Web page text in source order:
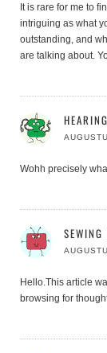
It is rare for me to
intriguing as what
outstanding, and
are talking about.
Wohh precisely
Hello.This article
browsing for